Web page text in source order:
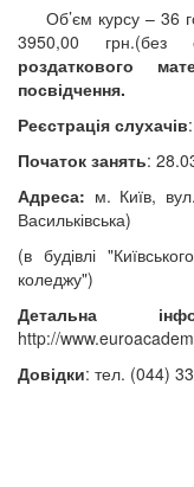
Об’єм курсу – 36
3950,00 грн.(без
роздаткового
посвідчення.
Реєстрація слухачів
Початок занять:
Адреса: м. Київ,
Васильківська)
(в будівлі
коледжу")
Детальна
http://www.
Довідки: тел. (044)